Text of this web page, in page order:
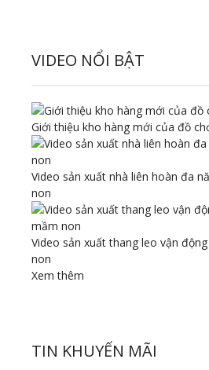
VIDEO NỔI BẬT
Giới thiệu kho hàng mới của đồ
Video sản xuất nhà liên hoàn đa
non
Video sản xuất thang leo vận
non
Xem thêm
TIN KHUYẾN MÃI